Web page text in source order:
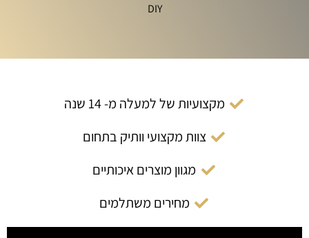
DIY
מקצועיות של למעלה מ- 14 שנה
צוות מקצועי וותיק בתחום
מגוון מוצרים איכותיים
מחירים משתלמים